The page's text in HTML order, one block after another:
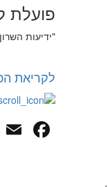
פועלת
"ידיעות השרון –
לקריאת